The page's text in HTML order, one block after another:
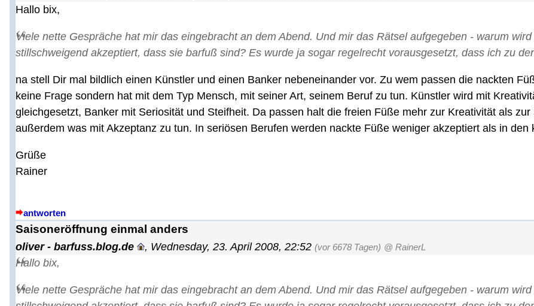
Hallo bix,
Viele nette Gespräche hat mir das eingebracht an dem Abend. Und mir das Rätsel aufgegeben - warum
stillschweigend akzeptiert, dass sie barfuß sind? Es wurde ja sogar regelrecht vorausgesetzt, dass ich zu
na stell Dir mal bildlich einen Künstler und einen Banker nebeneinander vor. Zu wem passen die nackten
keine Frage sondern hat mit dem Typ Mensch, mit seiner Art, seinem Beruf zu tun. Künstler wird mit
gleichgesetzt, Banker mit Seriosität und Steifheit. Da passen halt die freien Füße mehr zur Kreativität als
außerdem was mit Akzeptanz zu tun. In seriösen Berufen werden nackte Füße weniger akzeptiert als in den
Grüße
Rainer
antworten
Saisoneröffnung einmal anders
oliver - barfuss.blog.de , Wednesday, 23. April 2008, 22:52 (vor 6678 Tagen) @ RainerL
Hallo bix,
Viele nette Gespräche hat mir das eingebracht an dem Abend. Und mir das Rätsel aufgegeben - warum